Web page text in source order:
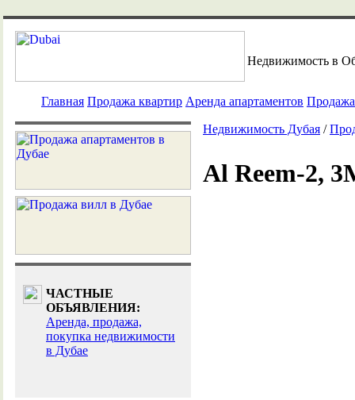
Недвижимость в
Главная Продажа квартир Аренда апартаментов
ЧАСТНЫЕ
ОБЪЯВЛЕНИЯ:
Аренда, продажа,
покупка недвижимости
в Дубае
Недвижимость Дубая /
Al Reem-2,